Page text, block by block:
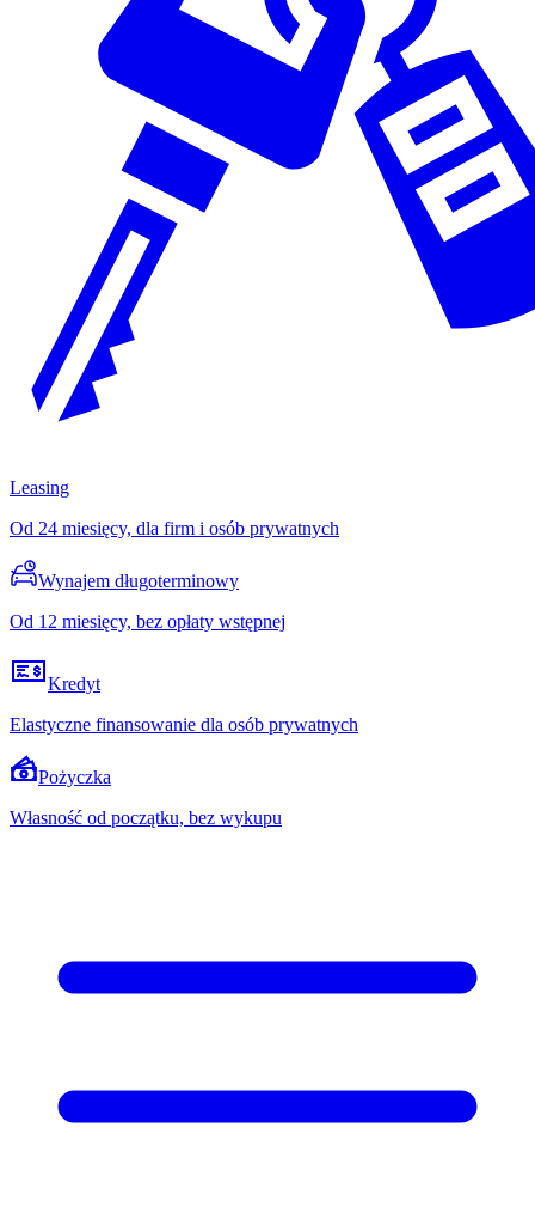
Leasing
Od 24 miesięcy, dla firm i osób prywatnych
Wynajem długoterminowy
Od 12 miesięcy, bez opłaty wstępnej
Kredyt
Elastyczne finansowanie dla osób prywatnych
Pożyczka
Własność od początku, bez wykupu